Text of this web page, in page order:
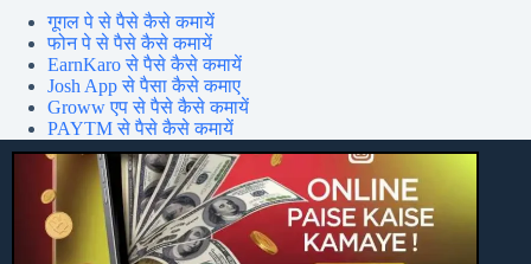
गूगल पे से पैसे कैसे कमायें
फोन पे से पैसे कैसे कमायें
EarnKaro से पैसे कैसे कमायें
Josh App से पैसा कैसे कमाए
Groww एप से पैसे कैसे कमायें
PAYTM से पैसे कैसे कमायें